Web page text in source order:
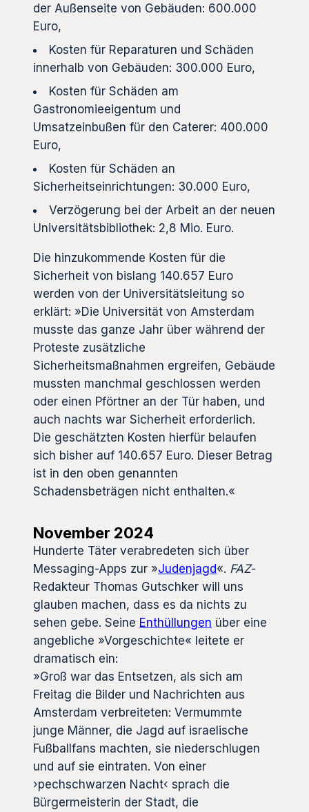
der Außenseite von Gebäuden: 600.000
Euro,
Kosten für Reparaturen und Schäden
innerhalb von Gebäuden: 300.000 Euro,
Kosten für Schäden am
Gastronomieeigentum und
Umsatzeinbußen für den Caterer: 400.000
Euro,
Kosten für Schäden an
Sicherheitseinrichtungen: 30.000 Euro,
Verzögerung bei der Arbeit an der neuen
Universitätsbibliothek: 2,8 Mio. Euro.
Die hinzukommende Kosten für die
Sicherheit von bislang 140.657 Euro
werden von der Universitätsleitung so
erklärt: »Die Universität von Amsterdam
musste das ganze Jahr über während der
Proteste zusätzliche
Sicherheitsmaßnahmen ergreifen, Gebäude
mussten manchmal geschlossen werden
oder einen Pförtner an der Tür haben, und
auch nachts war Sicherheit erforderlich.
Die geschätzten Kosten hierfür belaufen
sich bisher auf 140.657 Euro. Dieser Betrag
ist in den oben genannten
Schadensbeträgen nicht enthalten.«
November 2024
Hunderte Täter verabredeten sich über
Messaging-Apps zur »Judenjagd«. FAZ-
Redakteur Thomas Gutschker will uns
glauben machen, dass es da nichts zu
sehen gebe. Seine Enthüllungen über eine
angebliche »Vorgeschichte« leitete er
dramatisch ein:
»Groß war das Entsetzen, als sich am
Freitag die Bilder und Nachrichten aus
Amsterdam verbreiteten: Vermummte
junge Männer, die Jagd auf israelische
Fußballfans machten, sie niederschlugen
und auf sie eintraten. Von einer
›pechschwarzen Nacht‹ sprach die
Bürgermeisterin der Stadt, die